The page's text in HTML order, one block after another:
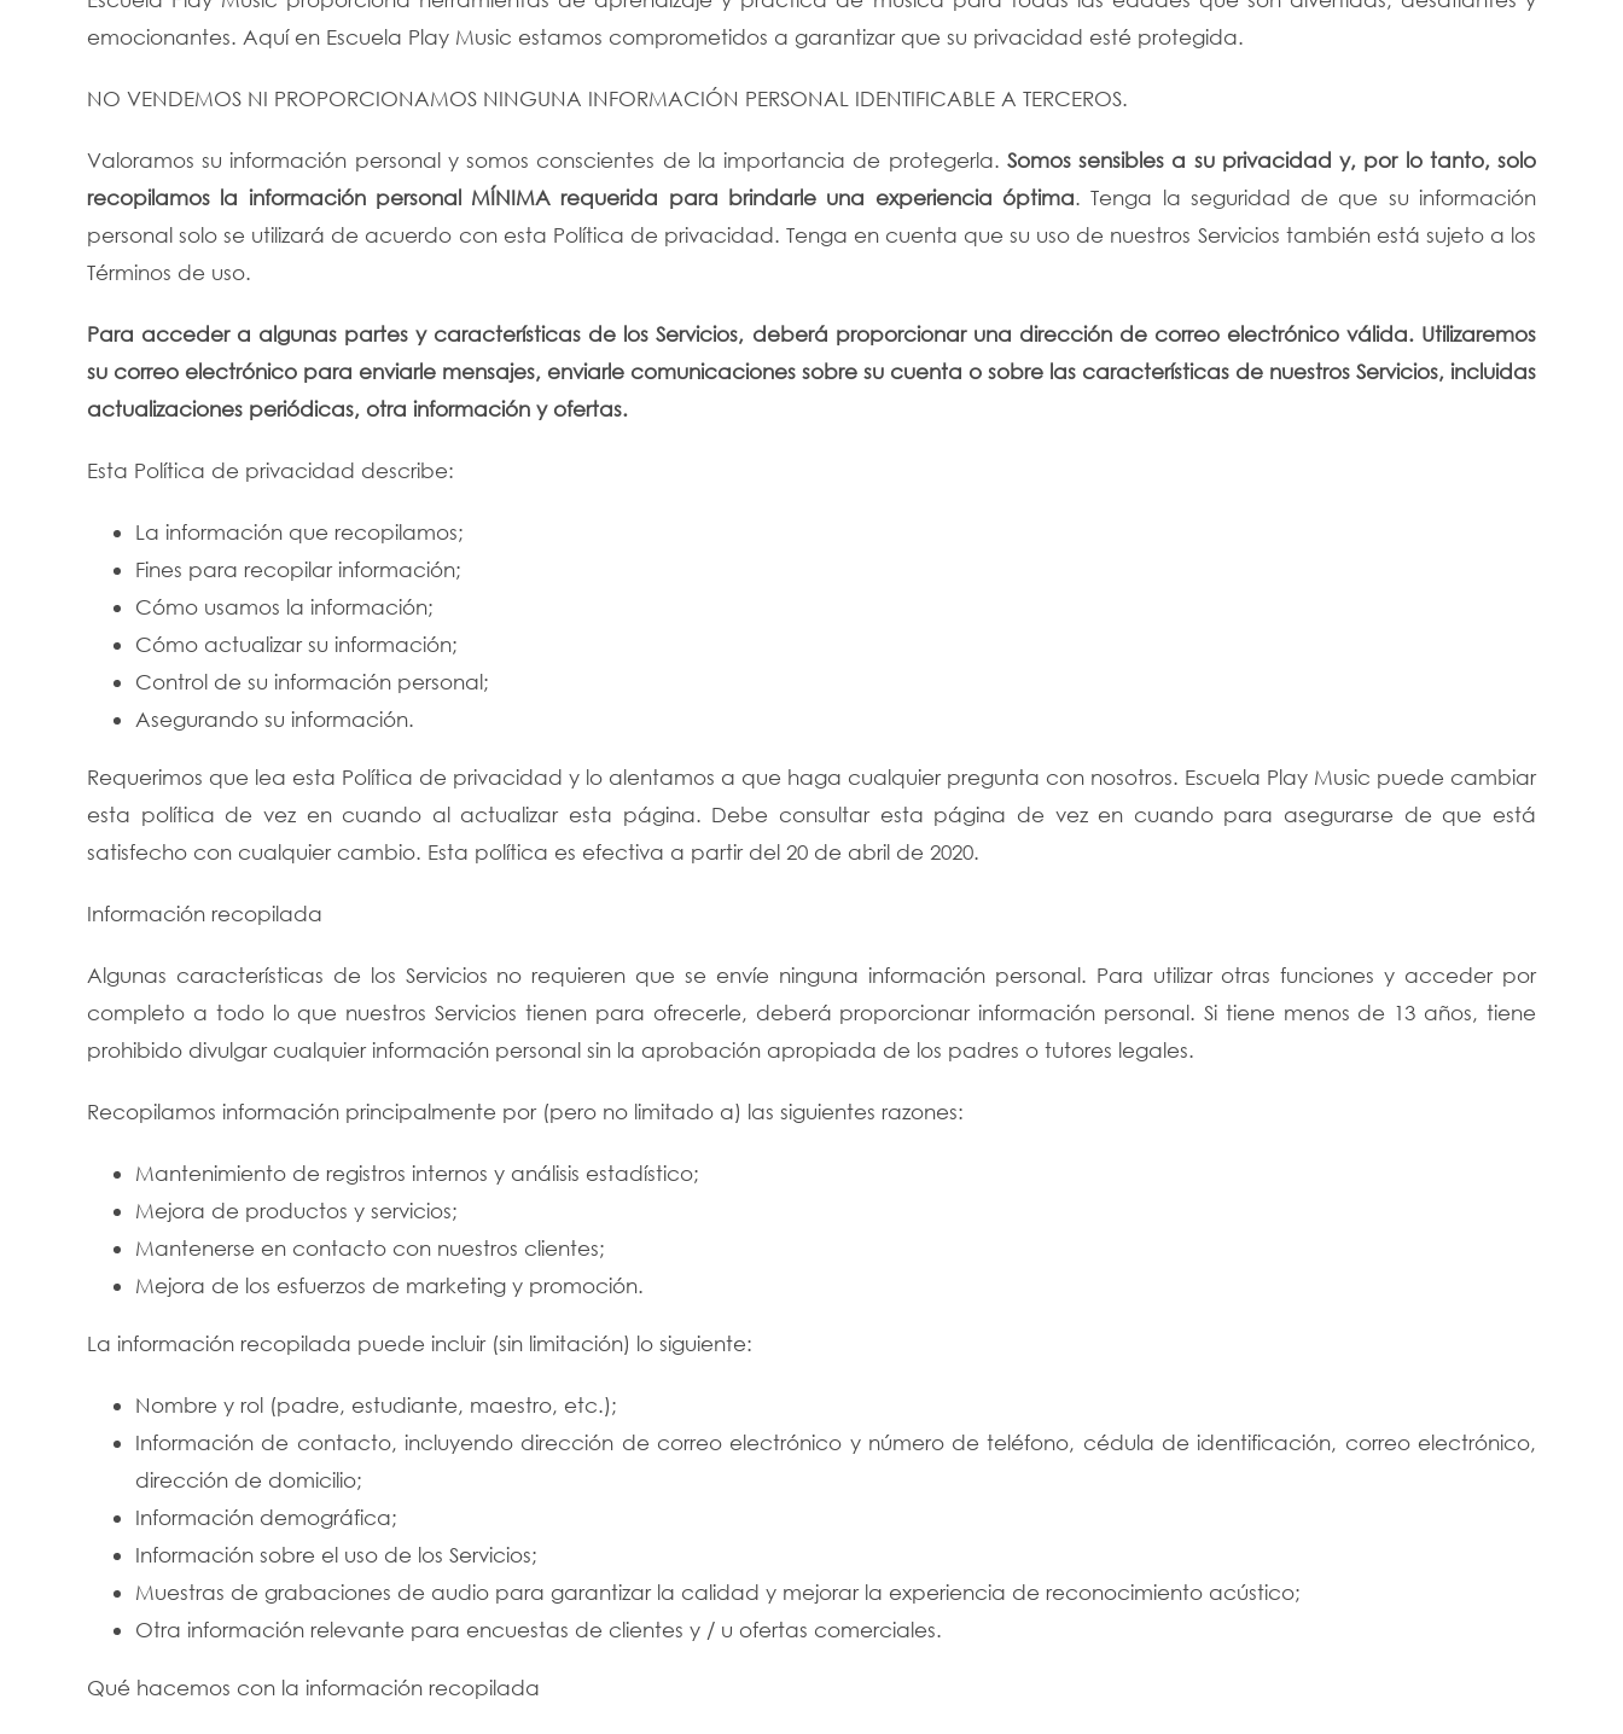
emocionantes. Aquí en Escuela Play Music estamos comprometidos a garantizar que su privacidad esté protegida.
NO VENDEMOS NI PROPORCIONAMOS NINGUNA INFORMACIÓN PERSONAL IDENTIFICABLE A TERCEROS.
Valoramos su información personal y somos conscientes de la importancia de protegerla. Somos sensibles a su privacidad y, por lo tanto, solo
recopilamos la información personal MÍNIMA requerida para brindarle una experiencia óptima. Tenga la seguridad de que su información
personal solo se utilizará de acuerdo con esta Política de privacidad. Tenga en cuenta que su uso de nuestros Servicios también está sujeto a los
Términos de uso.
Para acceder a algunas partes y características de los Servicios, deberá proporcionar una dirección de correo electrónico válida. Utilizaremos
su correo electrónico para enviarle mensajes, enviarle comunicaciones sobre su cuenta o sobre las características de nuestros Servicios, incluidas
actualizaciones periódicas, otra información y ofertas.
Esta Política de privacidad describe:
La información que recopilamos;
Fines para recopilar información;
Cómo usamos la información;
Cómo actualizar su información;
Control de su información personal;
Asegurando su información.
Requerimos que lea esta Política de privacidad y lo alentamos a que haga cualquier pregunta con nosotros. Escuela Play Music puede cambiar
esta política de vez en cuando al actualizar esta página. Debe consultar esta página de vez en cuando para asegurarse de que está
satisfecho con cualquier cambio. Esta política es efectiva a partir del 20 de abril de 2020.
Información recopilada
Algunas características de los Servicios no requieren que se envíe ninguna información personal. Para utilizar otras funciones y acceder por
completo a todo lo que nuestros Servicios tienen para ofrecerle, deberá proporcionar información personal. Si tiene menos de 13 años, tiene
prohibido divulgar cualquier información personal sin la aprobación apropiada de los padres o tutores legales.
Recopilamos información principalmente por (pero no limitado a) las siguientes razones:
Mantenimiento de registros internos y análisis estadístico;
Mejora de productos y servicios;
Mantenerse en contacto con nuestros clientes;
Mejora de los esfuerzos de marketing y promoción.
La información recopilada puede incluir (sin limitación) lo siguiente:
Nombre y rol (padre, estudiante, maestro, etc.);
Información de contacto, incluyendo dirección de correo electrónico y número de teléfono, cédula de identificación, correo electrónico,
dirección de domicilio;
Información demográfica;
Información sobre el uso de los Servicios;
Muestras de grabaciones de audio para garantizar la calidad y mejorar la experiencia de reconocimiento acústico;
Otra información relevante para encuestas de clientes y / u ofertas comerciales.
Qué hacemos con la información recopilada